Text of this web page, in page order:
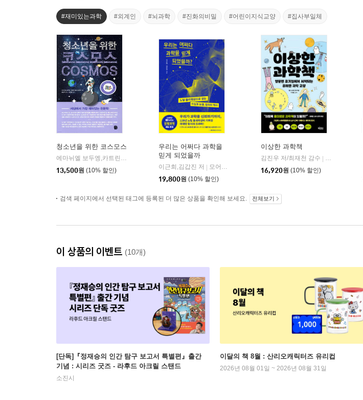
#재미있는과학 #외계인 #뇌과학 #진화의비밀 #어린이지식교양 #집사부일체
청소년을 위한 코스모스
에마뉘엘 보두엥,카트린 에벙 보두엥 공저/홍은주 역/임태훈 감수
13,500원 (10% 할인)
우리는 어쩌다 과학을
믿게 되었을까
이근희,김갑진 저
모어사이언스
19,800원 (10% 할인)
이상한 과학책
김진우 저/최재천 감수
빅피시
16,920원 (10% 할인)
검색 페이지에서 선택된 태그에 등록된 더 많은 상품을 확인해 보세요. 전체보기
이 상품의 이벤트 (10개)
[단독]『정재승의 인간 탐구 보고서 특별편』출간
기념 : 시리즈 굿즈 - 라후드 아크릴 스탠드
소진시
이달의 책 8월 : 산리오캐릭터즈 유리컵
2026년 08월 01일 ~ 2026년 08월 31일